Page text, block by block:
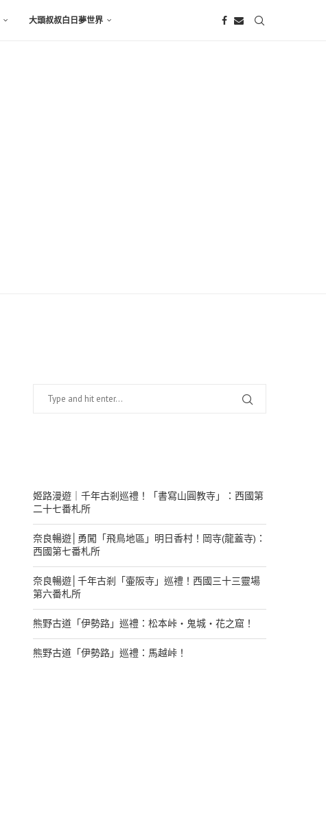
大頭叔叔白日夢世界
姬路漫遊｜千年古剎巡禮！「書寫山圓教寺」：西國第
二十七番札所
奈良暢遊│勇闖「飛鳥地區」明日香村！岡寺(龍蓋寺)：
西國第七番札所
奈良暢遊│千年古剎「壷阪寺」巡禮！西國三十三靈場
第六番札所
熊野古道「伊勢路」巡禮：松本峠・鬼城・花之窟！
熊野古道「伊勢路」巡禮：馬越峠！